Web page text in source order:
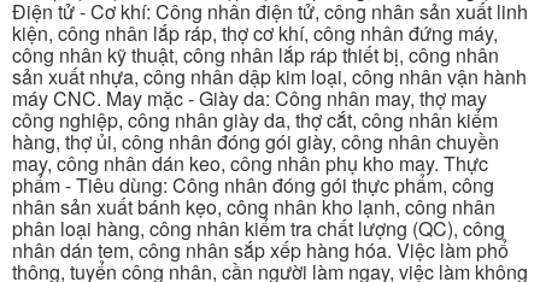
Điện tử - Cơ khí: Công nhân điện tử, công nhân sản xuất linh
kiện, công nhân lắp ráp, thợ cơ khí, công nhân đứng máy,
công nhân kỹ thuật, công nhân lắp ráp thiết bị, công nhân
sản xuất nhựa, công nhân dập kim loại, công nhân vận hành
máy CNC. May mặc - Giày da: Công nhân may, thợ may
công nghiệp, công nhân giày da, thợ cắt, công nhân kiểm
hàng, thợ ủi, công nhân đóng gói giày, công nhân chuyền
may, công nhân dán keo, công nhân phụ kho may. Thực
phẩm - Tiêu dùng: Công nhân đóng gói thực phẩm, công
nhân sản xuất bánh kẹo, công nhân kho lạnh, công nhân
phân loại hàng, công nhân kiểm tra chất lượng (QC), công
nhân dán tem, công nhân sắp xếp hàng hóa. Việc làm phổ
thông, tuyển công nhân, cần người làm ngay, việc làm không